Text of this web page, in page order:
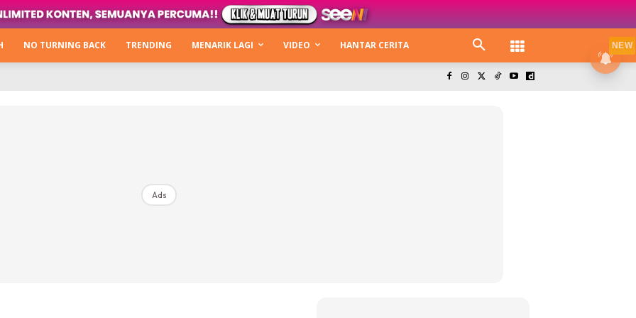
Hijabista
Next Level
NO TURNING BACK TRENDING MENARIK LAGI VIDEO HANTAR CERITA
Ads
NEW